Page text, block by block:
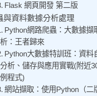
Flask 網頁開發 第二版
與資料數據分析處理
Python網路爬蟲：大數據擷
：王者歸來
Python大數據特訓班：資料
析、儲存與應用實戰(附近
程式)
網站擷取：使用Python（二